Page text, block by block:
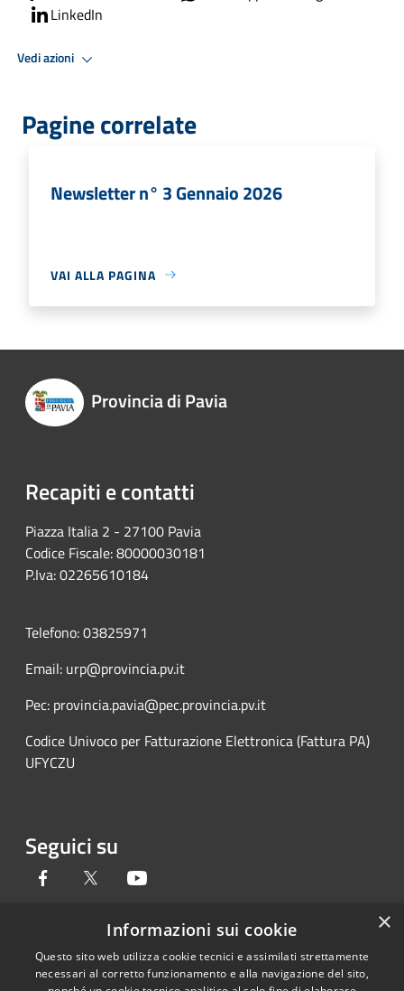
LinkedIn
Vedi azioni
Pagine correlate
Newsletter n° 3 Gennaio 2026
VAI ALLA PAGINA
Provincia di Pavia
Recapiti e contatti
Piazza Italia 2 - 27100 Pavia
Codice Fiscale: 80000030181
P.Iva: 02265610184
Telefono: 03825971
Email: urp@provincia.pv.it
Pec: provincia.pavia@pec.provincia.pv.it
Codice Univoco per Fatturazione Elettronica (Fattura PA)
UFYCZU
Seguici su
Facebook Twitter
RSS
Accessibilità
Copyright © 2026 • Provincia di
Pavia • Powered by
×
Informazioni sui cookie
Questo sito web utilizza cookie tecnici e assimilati strettamente
necessari al corretto funzionamento e alla navigazione del sito,